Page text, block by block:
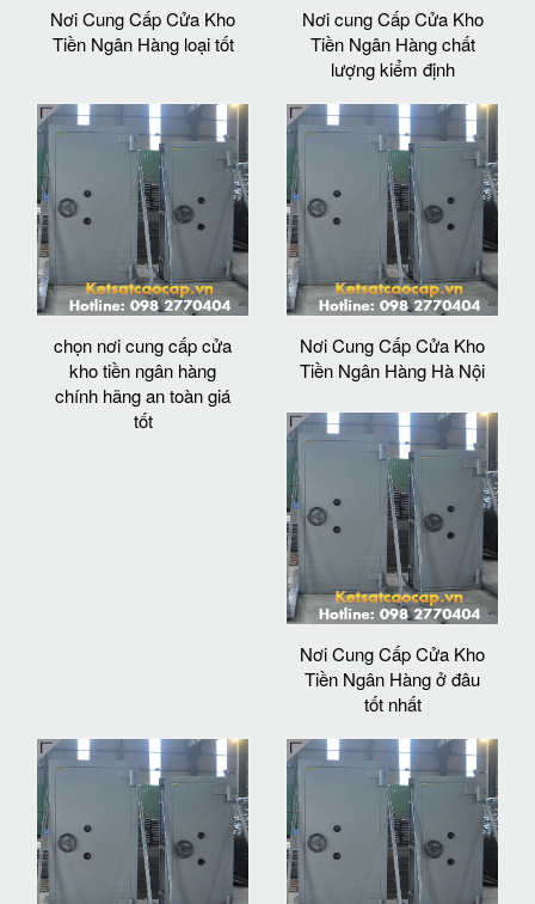
Nơi Cung Cấp Cửa Kho
Tiền Ngân Hàng loại tốt
Nơi cung Cấp Cửa Kho
Tiền Ngân Hàng chất
lượng kiểm định
chọn nơi cung cấp cửa
kho tiền ngân hàng
chính hãng an toàn giá
tốt
Nơi Cung Cấp Cửa Kho
Tiền Ngân Hàng Hà Nội
Nơi Cung Cấp Cửa Kho
Tiền Ngân Hàng ở đâu
tốt nhất